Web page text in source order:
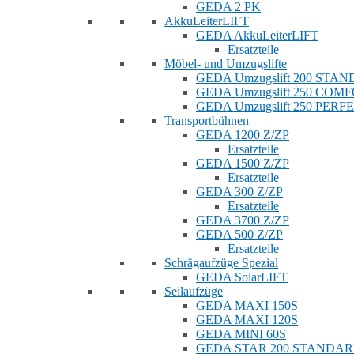
GEDA 2 PK
AkkuLeiterLIFT
GEDA AkkuLeiterLIFT
Ersatzteile
Möbel- und Umzugslifte
GEDA Umzugslift 200
GEDA Umzugslift 250
GEDA Umzugslift 250
Transportbühnen
GEDA 1200 Z/ZP
Ersatzteile
GEDA 1500 Z/ZP
Ersatzteile
GEDA 300 Z/ZP
Ersatzteile
GEDA 3700 Z/ZP
GEDA 500 Z/ZP
Ersatzteile
Schrägaufzüge Spezial
GEDA SolarLIFT
Seilaufzüge
GEDA MAXI 150S
GEDA MAXI 120S
GEDA MINI 60S
GEDA STAR 200